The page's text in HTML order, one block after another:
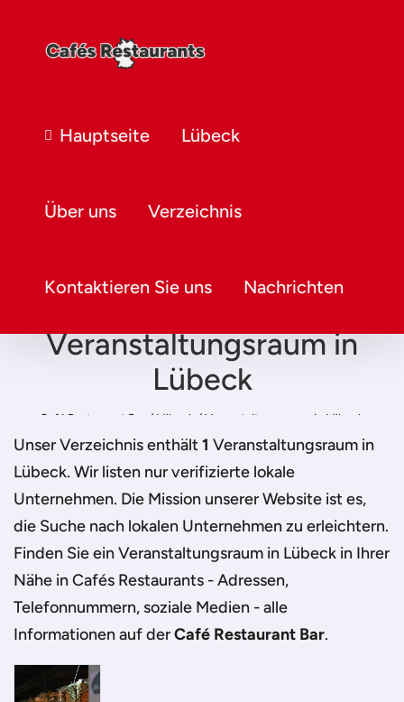
Hauptseite Lübeck
Über uns Verzeichnis
Kontaktieren Sie uns Nachrichten
Veranstaltungsraum in
Lübeck
Café Restaurant Bar / Lübeck / Veranstaltungsraum in Lübeck
Unser Verzeichnis enthält1 Veranstaltungsraum in
Lübeck. Wir listen nur verifizierte lokale
Unternehmen. Die Mission unserer Website ist es,
die Suche nach lokalen Unternehmen zu erleichtern.
Finden Sie einVeranstaltungsraum in Lübeck in Ihrer
Nähe in Cafés Restaurants - Adressen,
Telefonnummern, soziale Medien - alle
Informationen auf derCafé Restaurant Bar.